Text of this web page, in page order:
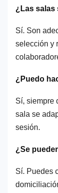
¿Las salas
Sí. Son
selección y
¿Puedo
Sí, siempre
sala se
sesión.
¿Se
Sí. Puedes